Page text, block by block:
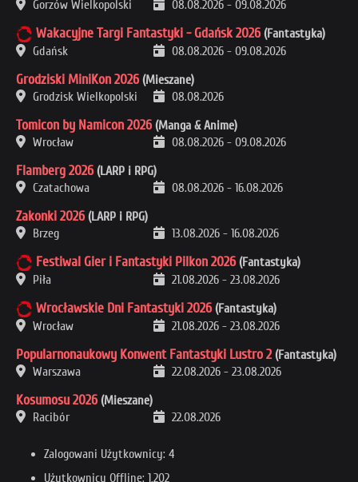
Gorzów Wielkopolski
08.08.2026 - 09.08.2026
Wakacyjne Targi Fantastyki - Gdańsk 2026 (Fantastyka)
Gdańsk
08.08.2026 - 09.08.2026
Grodziski MiniKon 2026 (Mieszane)
Grodzisk Wielkopolski
08.08.2026
Tomicon by Namicon 2026 (Manga & Anime)
Wrocław
08.08.2026 - 09.08.2026
Flamberg 2026 (LARP i RPG)
Czatachowa
08.08.2026 - 16.08.2026
Zakonki 2026 (LARP i RPG)
Brzeg
13.08.2026 - 16.08.2026
Festiwal Gier i Fantastyki Pilkon 2026 (Fantastyka)
Piła
21.08.2026 - 23.08.2026
Wrocławskie Dni Fantastyki 2026 (Fantastyka)
Wrocław
21.08.2026 - 23.08.2026
Popularnonaukowy Konwent Fantastyki Lustro 2 (Fantastyka)
Warszawa
22.08.2026 - 23.08.2026
Kosumosu 2026 (Mieszane)
Racibór
22.08.2026
Zalogowani Użytkownicy: 4
Użytkownicy Offline: 1,202